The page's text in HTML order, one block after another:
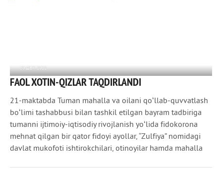
30 ДЕК 2021
1 054 0
FAOL XOTIN-QIZLAR TAQDIRLANDI
21-maktabda Tuman mahalla va oilani qoʻllab-quvvatlash
boʻlimi tashabbusi bilan tashkil etilgan bayram tadbiriga
tumanni ijtimoiy-iqtisodiy rivojlanish yoʻlida fidokorona
mehnat qilgan bir qator fidoyi ayollar, “Zulfiya” nomidagi
davlat mukofoti ishtirokchilari, otinoyilar hamda mahalla